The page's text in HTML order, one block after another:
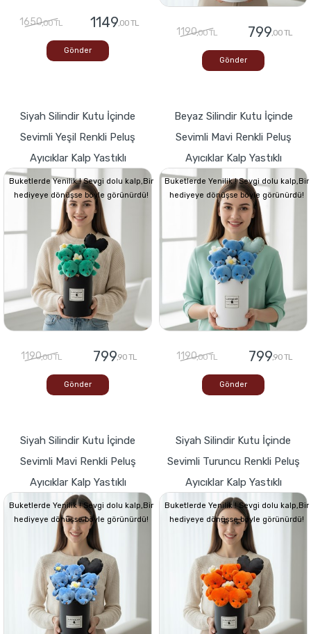
1650,00 TL 1149,00 TL
Gönder
1190,00 TL 799,00 TL
Gönder
Siyah Silindir Kutu İçinde
Sevimli Yeşil Renkli Peluş
Ayıcıklar Kalp Yastıklı
Buketlerde Yenilik ! Sevgi dolu kalp,Bir
hediyeye dönüşse böyle görünürdü!
1190,00 TL 799,90 TL
Gönder
Beyaz Silindir Kutu İçinde
Sevimli Mavi Renkli Peluş
Ayıcıklar Kalp Yastıklı
Buketlerde Yenilik ! Sevgi dolu kalp,Bir
hediyeye dönüşse böyle görünürdü!
1190,00 TL 799,90 TL
Gönder
Siyah Silindir Kutu İçinde
Sevimli Mavi Renkli Peluş
Ayıcıklar Kalp Yastıklı
Buketlerde Yenilik ! Sevgi dolu kalp,Bir
hediyeye dönüşse böyle görünürdü!
Siyah Silindir Kutu İçinde
Sevimli Turuncu Renkli Peluş
Ayıcıklar Kalp Yastıklı
Buketlerde Yenilik ! Sevgi dolu kalp,Bir
hediyeye dönüşse böyle görünürdü!